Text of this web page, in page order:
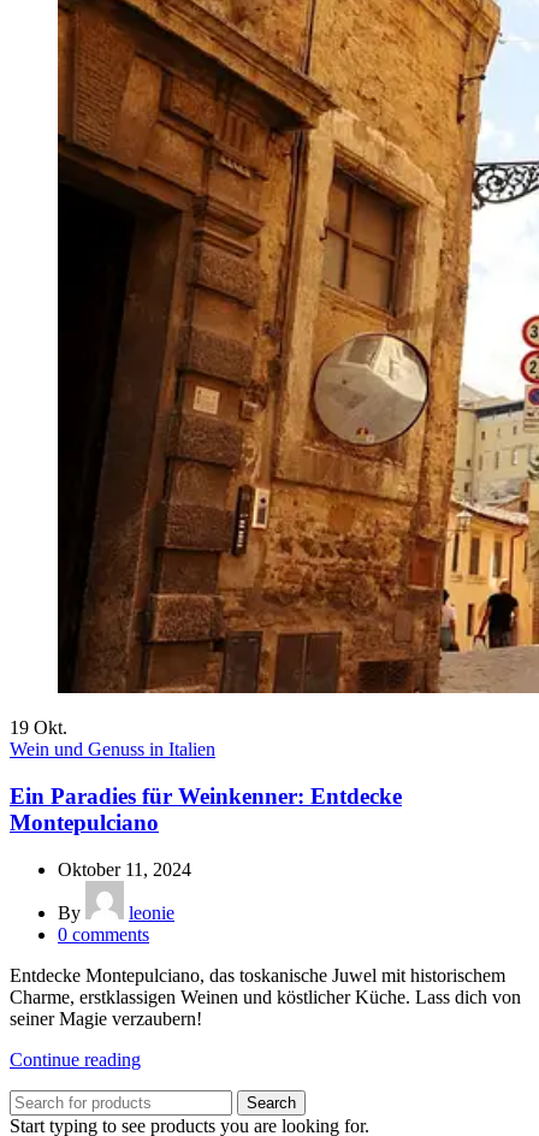
19 Okt.
Wein und Genuss in Italien
Ein Paradies für Weinkenner: Entdecke
Montepulciano
Oktober 11, 2024
By
leonie
0 comments
Entdecke Montepulciano, das toskanische Juwel mit historischem
Charme, erstklassigen Weinen und köstlicher Küche. Lass dich von
seiner Magie verzaubern!
Continue reading
Search
Start typing to see products you are looking for.